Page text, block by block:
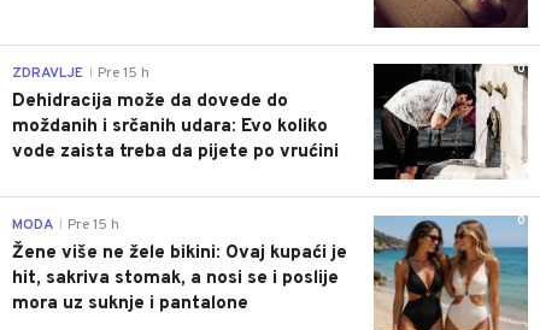
0
ZDRAVLJE Pre 15 h
Dehidracija može da dovede do
moždanih i srčanih udara: Evo koliko
vode zaista treba da pijete po vrućini
0
MODA Pre 15 h
Žene više ne žele bikini: Ovaj kupaći je
hit, sakriva stomak, a nosi se i poslije
mora uz suknje i pantalone